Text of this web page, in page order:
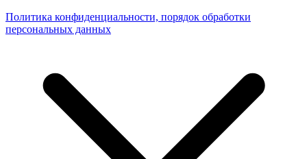
Политика конфиденциальности, порядок обработки
персональных данных